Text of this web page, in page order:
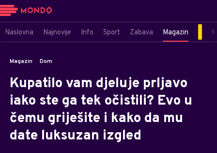
Naslovna Najnovije Info Sport Zabava Magazin
Magazin Dom
Kupatilo vam djeluje prljavo
iako ste ga tek očistili? Evo u
čemu griješite i kako da mu
date luksuzan izgled